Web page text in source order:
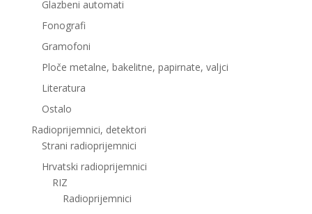
Glazbeni automati
Fonografi
Gramofoni
Ploče metalne, bakelitne, papirnate, valjci
Literatura
Ostalo
Radioprijemnici, detektori
Strani radioprijemnici
Hrvatski radioprijemnici
RIZ
Radioprijemnici